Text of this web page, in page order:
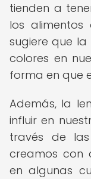
tienden a
los alimentos
sugiere que
colores en
forma en que
Además, la
influir en
través de las
creamos con
en algunas